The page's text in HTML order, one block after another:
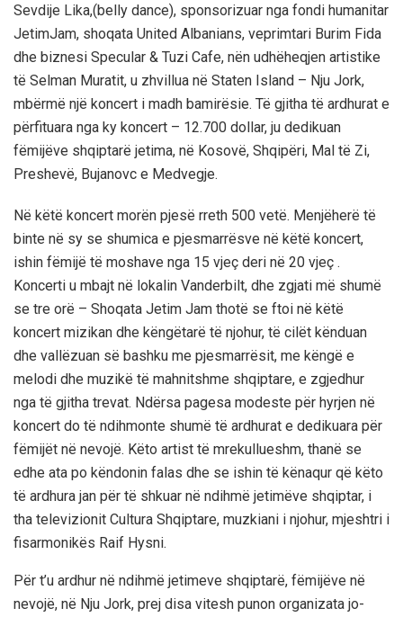
Sevdije Lika,(belly dance), sponsorizuar nga fondi humanitar
JetimJam, shoqata United Albanians, veprimtari Burim Fida
dhe biznesi Specular & Tuzi Cafe, nën udhëheqjen artistike
të Selman Muratit, u zhvillua në Staten Island – Nju Jork,
mbërmë një koncert i madh bamirësie. Të gjitha të ardhurat e
përfituara nga ky koncert – 12.700 dollar, ju dedikuan
fëmijëve shqiptarë jetima, në Kosovë, Shqipëri, Mal të Zi,
Preshevë, Bujanovc e Medvegje.
Në këtë koncert morën pjesë rreth 500 vetë. Menjëherë të
binte në sy se shumica e pjesmarrësve në këtë koncert,
ishin fëmijë të moshave nga 15 vjeç deri në 20 vjeç .
Koncerti u mbajt në lokalin Vanderbilt, dhe zgjati më shumë
se tre orë – Shoqata Jetim Jam thotë se ftoi në këtë
koncert mizikan dhe këngëtarë të njohur, të cilët kënduan
dhe vallëzuan së bashku me pjesmarrësit, me këngë e
melodi dhe muzikë të mahnitshme shqiptare, e zgjedhur
nga të gjitha trevat. Ndërsa pagesa modeste për hyrjen në
koncert do të ndihmonte shumë të ardhurat e dedikuara për
fëmijët në nevojë. Këto artist të mrekullueshm, thanë se
edhe ata po këndonin falas dhe se ishin të kënaqur që këto
të ardhura jan për të shkuar në ndihmë jetimëve shqiptar, i
tha televizionit Cultura Shqiptare, muzkiani i njohur, mjeshtri i
fisarmonikës Raif Hysni.
Për t’u ardhur në ndihmë jetimeve shqiptarë, fëmijëve në
nevojë, në Nju Jork, prej disa vitesh punon organizata jo-